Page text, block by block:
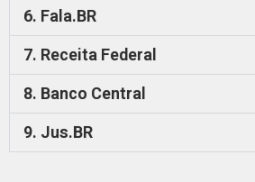
6. Fala.BR
7. Receita Federal
8. Banco Central
9. Jus.BR